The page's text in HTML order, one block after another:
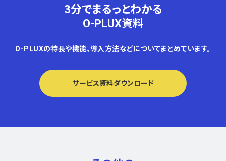
3分でまるっとわかる
O-PLUX資料
O-PLUXの特長や機能、導入方法などについてまとめています。
サービス資料ダウンロード